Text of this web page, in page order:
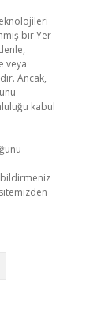
bir Yer
veya
Ancak,
kabul